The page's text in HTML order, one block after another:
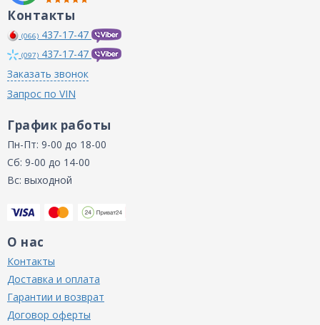
Контакты
(066) 437-17-47
(097) 437-17-47
Заказать звонок
Запрос по VIN
График работы
Пн-Пт: 9-00 до 18-00
Сб: 9-00 до 14-00
Вс: выходной
О нас
Контакты
Доставка и оплата
Гарантии и возврат
Договор оферты